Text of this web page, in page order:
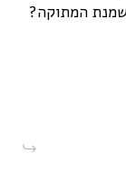
המתוקה?